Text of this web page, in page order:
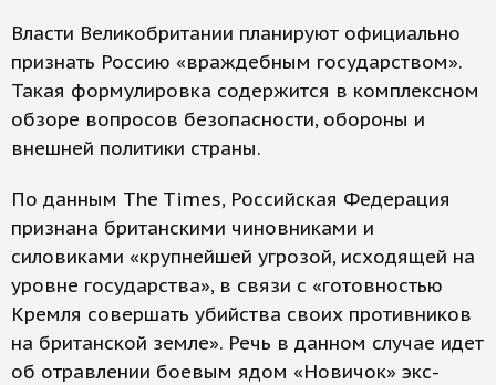
Власти Великобритании планируют официально
признать Россию «враждебным государством».
Такая формулировка содержится в комплексном
обзоре вопросов безопасности, обороны и
внешней политики страны.
По данным The Times, Российская Федерация
признана британскими чиновниками и
силовиками «крупнейшей угрозой, исходящей на
уровне государства», в связи с «готовностью
Кремля совершать убийства своих противников
на британской земле». Речь в данном случае идет
об отравлении боевым ядом «Новичок» экс-